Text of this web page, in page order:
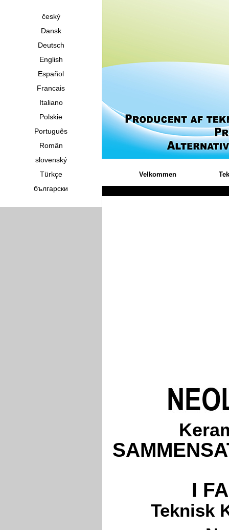
český
Dansk
Deutsch
English
Español
Francais
Italiano
Polskie
Português
Român
slovenský
Türkçe
български
Velkommen
I
Teknisk